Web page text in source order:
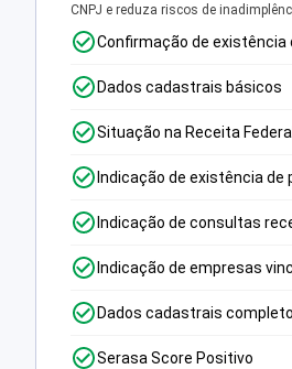
CNPJ e reduza riscos de
Confirmação de existência
Dados cadastrais básicos
Situação na Receita Federal
Indicação de existência
Indicação de consultas
Indicação de empresas
Dados cadastrais
Serasa Score Positivo